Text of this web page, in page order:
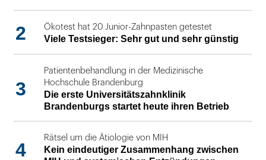
2 Ökotest hat 20 Junior-Zahnpasten getestet
Viele Testsieger: Sehr gut und sehr günstig
3
Patientenbehandlung in der Medizinische
Hochschule Brandenburg
Die erste Universitätszahnklinik
Brandenburgs startet heute ihren Betrieb
4
Rätsel um die Ätiologie von MIH
Kein eindeutiger Zusammenhang zwischen